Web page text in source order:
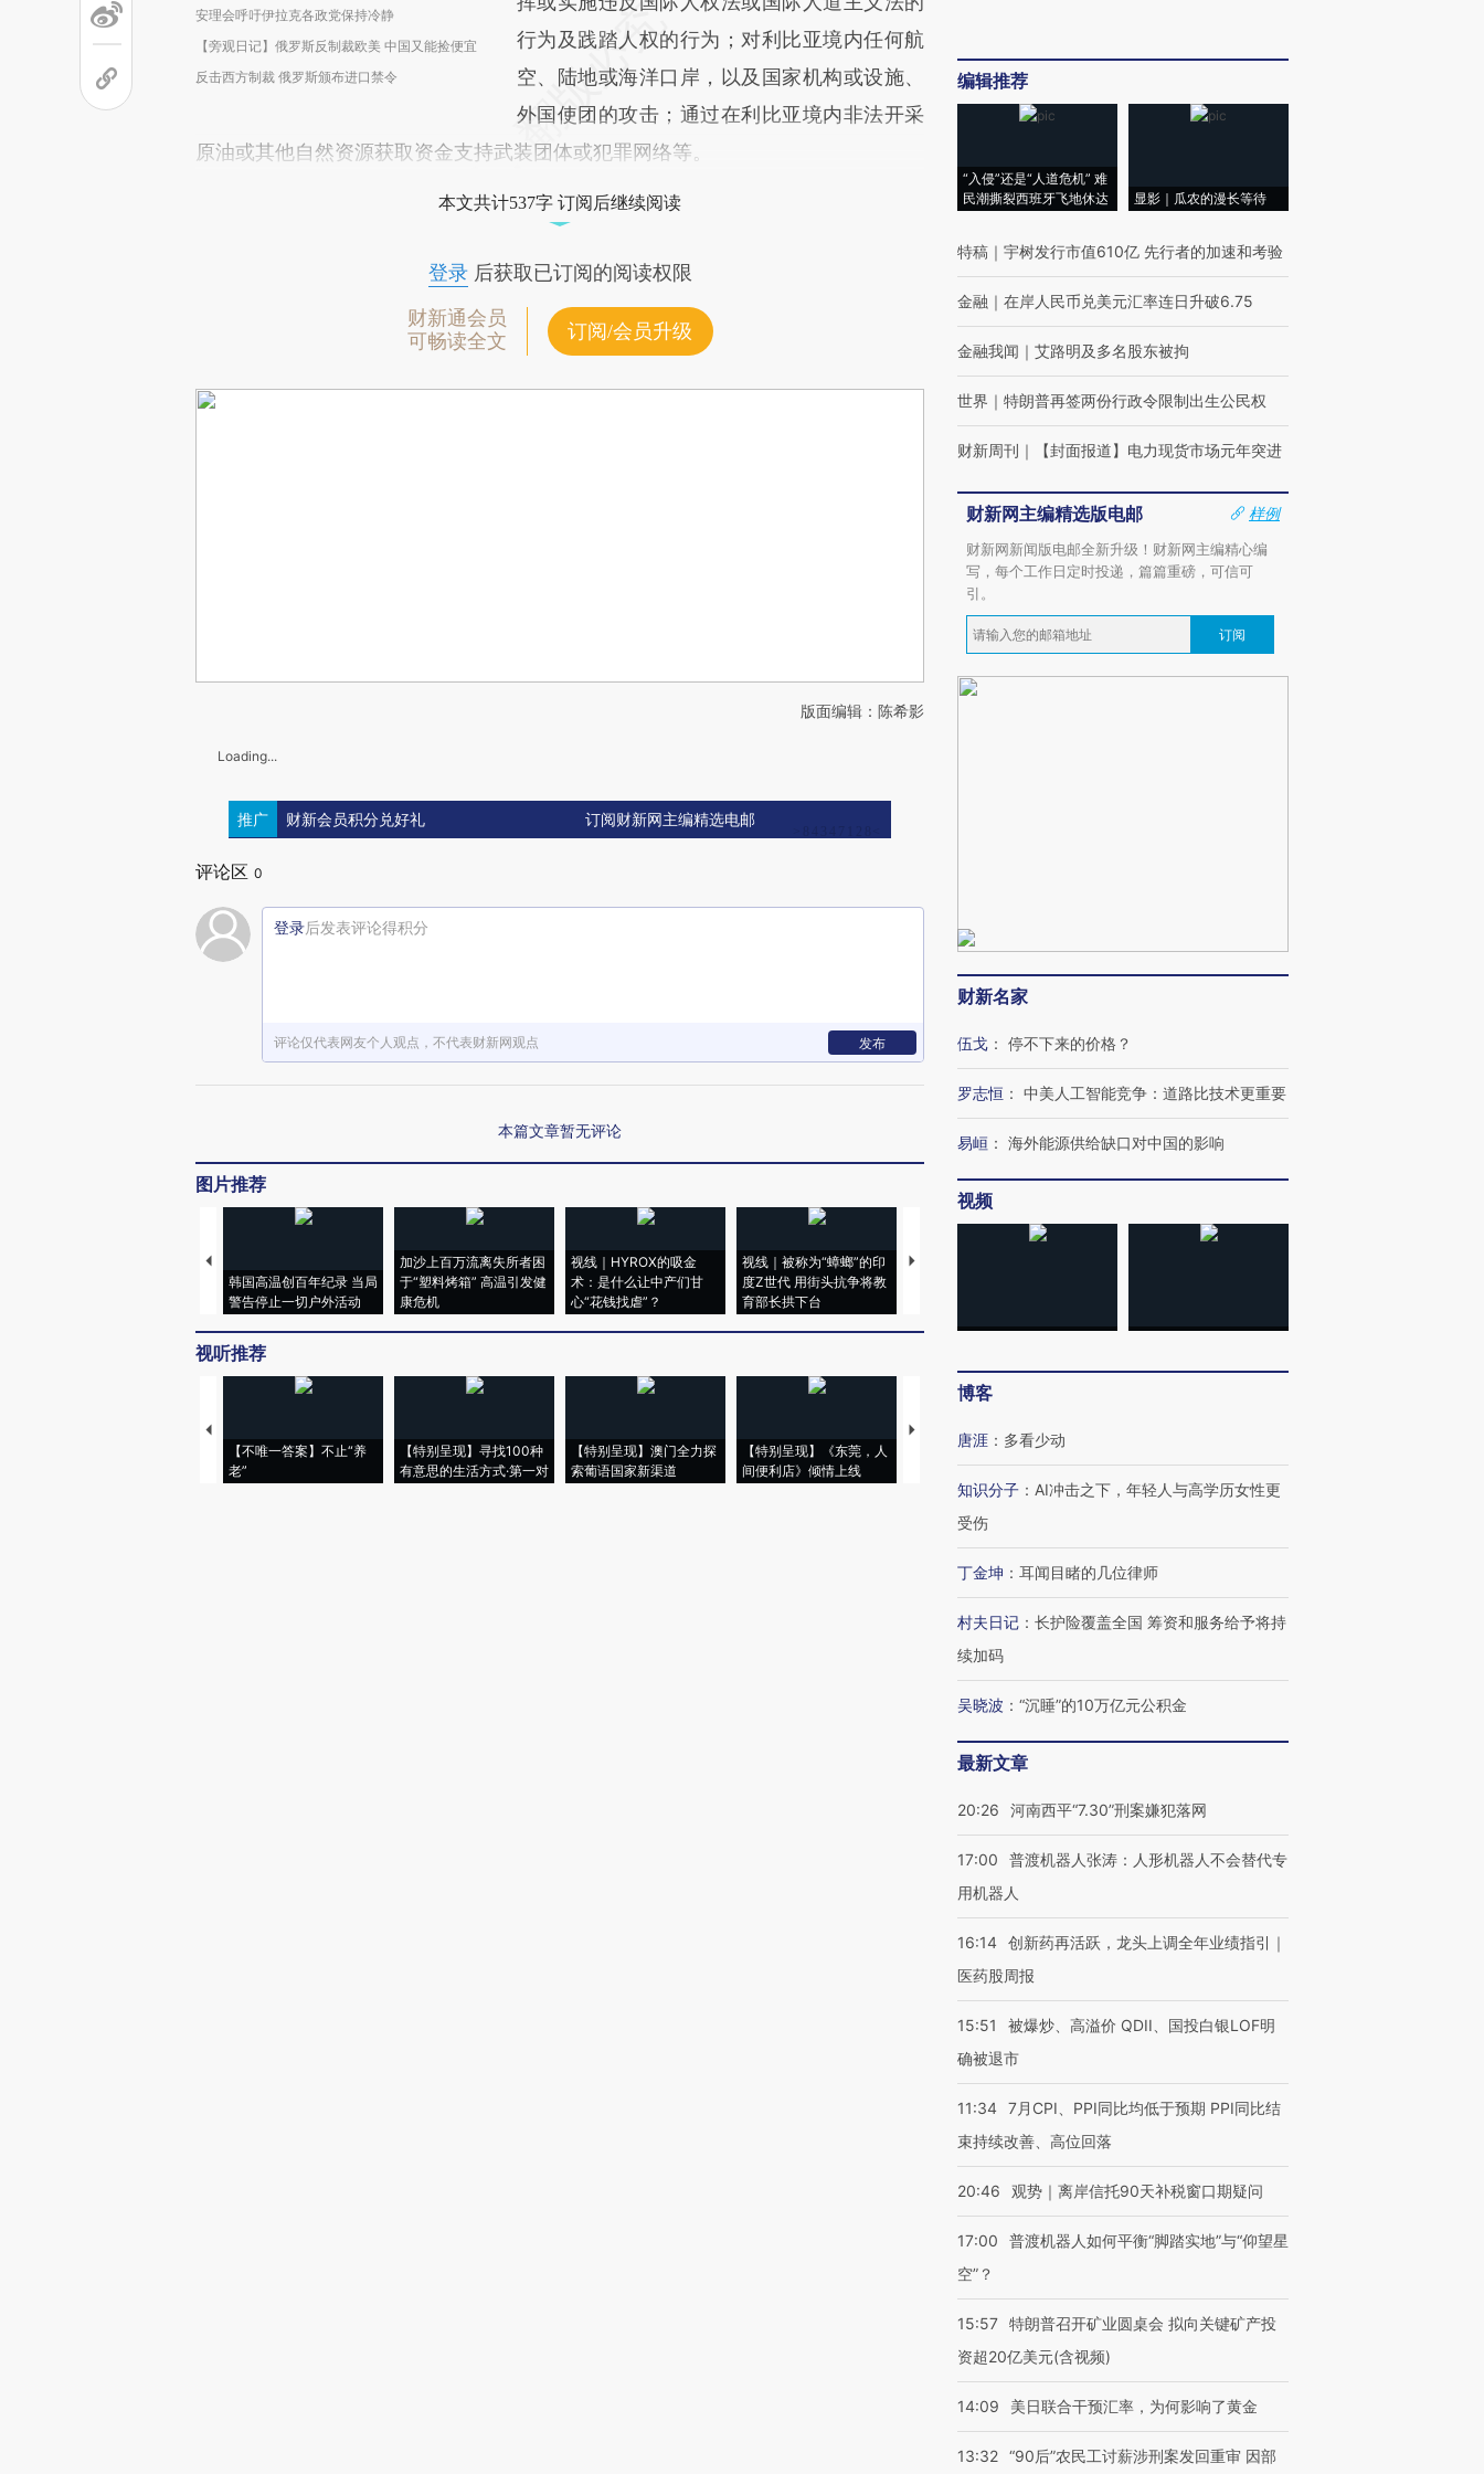
安理会呼吁伊拉克各政党保持冷静
【旁观日记】俄罗斯反制裁欧美 中国又能捡便宜
反击西方制裁 俄罗斯颁布进口禁令
行为及践踏人权的行为；对利比亚境内任何航
空、陆地或海洋口岸，以及国家机构或设施、
外国使团的攻击；通过在利比亚境内非法开采
原油或其他自然资源获取资金支持武装团体或犯罪网络等。
本文共计537字 订阅后继续阅读
登录后获取已订阅的阅读权限
财新通会员
可畅读全文
订阅/会员升级
版面编辑：陈希影
Loading...
推广 财新会员积分兑好礼 订阅财新网主编精选电邮
评论区 0
登录后发表评论得积分
评论仅代表网友个人观点，不代表财新网观点 发布
本篇文章暂无评论
图片推荐
韩国高温创百年纪录 当局
警告停止一切户外活动
加沙上百万流离失所者困
于“塑料烤箱” 高温引发健
康危机
视线｜HYROX的吸金
术：是什么让中产们甘
心“花钱找虐”？
视线｜被称为“蟑螂”的印
度Z世代 用街头抗争将教
育部长拱下台
视线｜“入侵”还是“人道危
视听推荐
【不唯一答案】不止“养
老”
【特别呈现】寻找100种
有意思的生活方式·第一对
【特别呈现】澳门全力探
索葡语国家新渠道
【特别呈现】《东莞，人
间便利店》倾情上线
【推广】走进第四届链博
会，让数智科技“链”接产
有意思的生活方式·第三对
住三大增长引擎是什么？
编辑推荐
“入侵”还是“人道危机” 难
民潮撕裂西班牙飞地休达
显影｜瓜农的漫长等待
特稿 ｜ 宇树发行市值610亿 先行者的加速和考验
金融 ｜ 在岸人民币兑美元汇率连日升破6.75
金融我闻 ｜ 艾路明及多名股东被拘
世界 ｜ 特朗普再签两份行政令限制出生公民权
财新周刊 ｜ 【封面报道】电力现货市场元年突进
财新网主编精选版电邮
样例
财新网新闻版电邮全新升级！财新网主编精心编
写，每个工作日定时投递，篇篇重磅，可信可
引。
订阅
财新名家
伍戈 ： 停不下来的价格？
罗志恒 ： 中美人工智能竞争：道路比技术更重要
易峘 ： 海外能源供给缺口对中国的影响
视频
博客
唐涯 ： 多看少动
知识分子 ： AI冲击之下，年轻人与高学历女性更
受伤
丁金坤 ： 耳闻目睹的几位律师
村夫日记 ： 长护险覆盖全国 筹资和服务给予将持
续加码
吴晓波 ： “沉睡”的10万亿元公积金
最新文章
20:26 河南西平“7.30”刑案嫌犯落网
17:00
普渡机器人张涛：人形机器人不会替代专
用机器人
16:14 创新药再活跃，龙头上调全年业绩指引｜
医药股周报
15:51
被爆炒、高溢价 QDII、国投白银LOF明
确被退市
11:34 7月CPI、PPI同比均低于预期 PPI同比结
束持续改善、高位回落
20:46 观势｜离岸信托90天补税窗口期疑问
17:00
普渡机器人如何平衡“脚踏实地”与“仰望星
空”？
15:57 特朗普召开矿业圆桌会 拟向关键矿产投
资超20亿美元(含视频)
14:09 美日联合干预汇率，为何影响了黄金
13:32 “90后”农民工讨薪涉刑案发回重审 因部